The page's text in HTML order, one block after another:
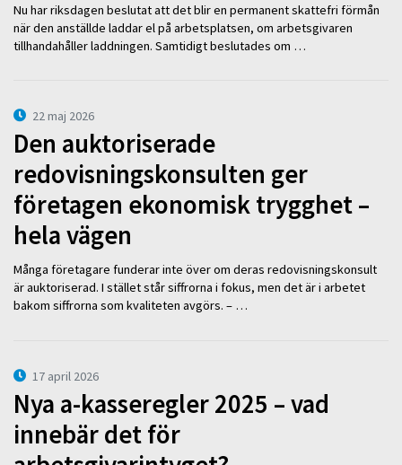
Nu har riksdagen beslutat att det blir en permanent skattefri förmån
när den anställde laddar el på arbetsplatsen, om arbetsgivaren
tillhandahåller laddningen. Samtidigt beslutades om …
22 maj 2026
Den auktoriserade
redovisningskonsulten ger
företagen ekonomisk trygghet –
hela vägen
Många företagare funderar inte över om deras redovisningskonsult
är auktoriserad. I stället står siffrorna i fokus, men det är i arbetet
bakom siffrorna som kvaliteten avgörs. – …
17 april 2026
Nya a-kasseregler 2025 – vad
innebär det för